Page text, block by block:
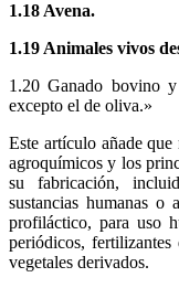
1.18 Avena.
1.19 Animales vivos
1.20 Ganado bovino
excepto el de oliva.»
Este artículo añade
agroquímicos y los
su fabricación,
sustancias humanas o
profiláctico, para uso
periódicos,
vegetales derivados.